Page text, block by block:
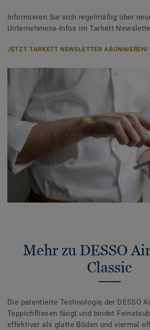
Informieren Sie sich regelmäßig über
Unternehmens-Infos im Tarkett
JETZT TARKETT NEWSLETTER ABONNIEREN!
Mehr zu DESSO
Classic
Die patentierte Technologie der DESSO
Teppichfliesen fängt und bindet
effektiver als glatte Böden und viermal